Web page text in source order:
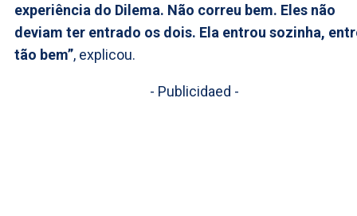
experiência do Dilema. Não correu bem. Eles não
deviam ter entrado os dois. Ela entrou sozinha,
tão bem”, explicou.
- Publicidaed -